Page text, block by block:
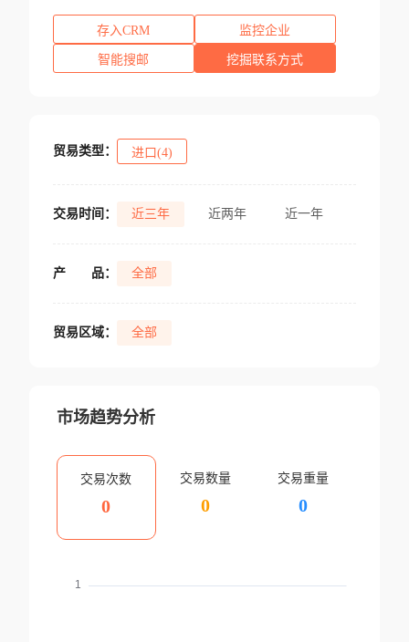
存入CRM 监控企业
智能搜邮 挖掘联系方式
贸易类型： 进口(4)
交易时间： 近三年 近两年 近一年
产 品： 全部
贸易区域： 全部
市场趋势分析
交易次数
0
交易数量
0
交易重量
0